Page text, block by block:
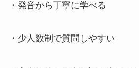
・発音から丁寧に学べる
・少人数制で質問しやすい